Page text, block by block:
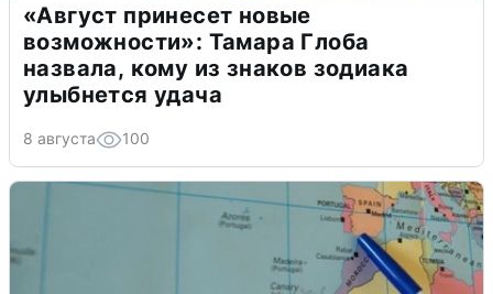
«Август принесет новые
возможности»: Тамара Глоба
назвала, кому из знаков зодиака
улыбнется удача
8 августа 100